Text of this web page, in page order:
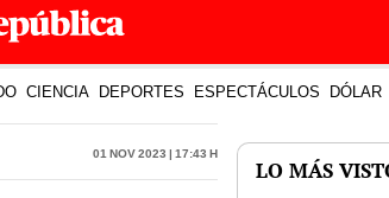
CIENCIA DEPORTES ESPECTÁCULOS DÓLAR
01 Nov 2023 | 17:43 h
LO MÁS